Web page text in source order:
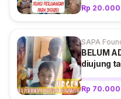
Rp 20.000
SAPA
BELUM
diujung
Rp 70.000